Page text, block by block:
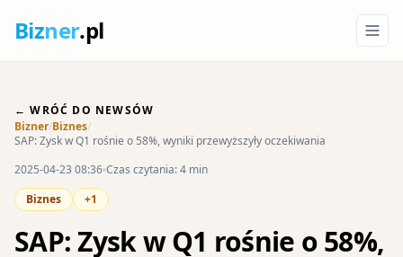
Bizner.pl
← WRÓĆ DO NEWSÓW
Bizner/Biznes/
SAP: Zysk w Q1 rośnie o 58%, wyniki przewyższyły oczekiwania
2025-04-23 08:36 Czas czytania: 4 min
Biznes
+1
SAP: Zysk w Q1 rośnie o 58%,